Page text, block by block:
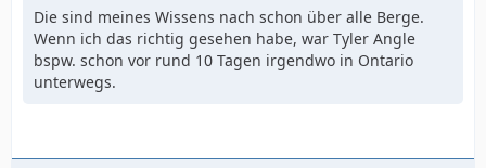
Die sind meines Wissens nach schon über alle Berge.
Wenn ich das richtig gesehen habe, war Tyler Angle
bspw. schon vor rund 10 Tagen irgendwo in Ontario
unterwegs.